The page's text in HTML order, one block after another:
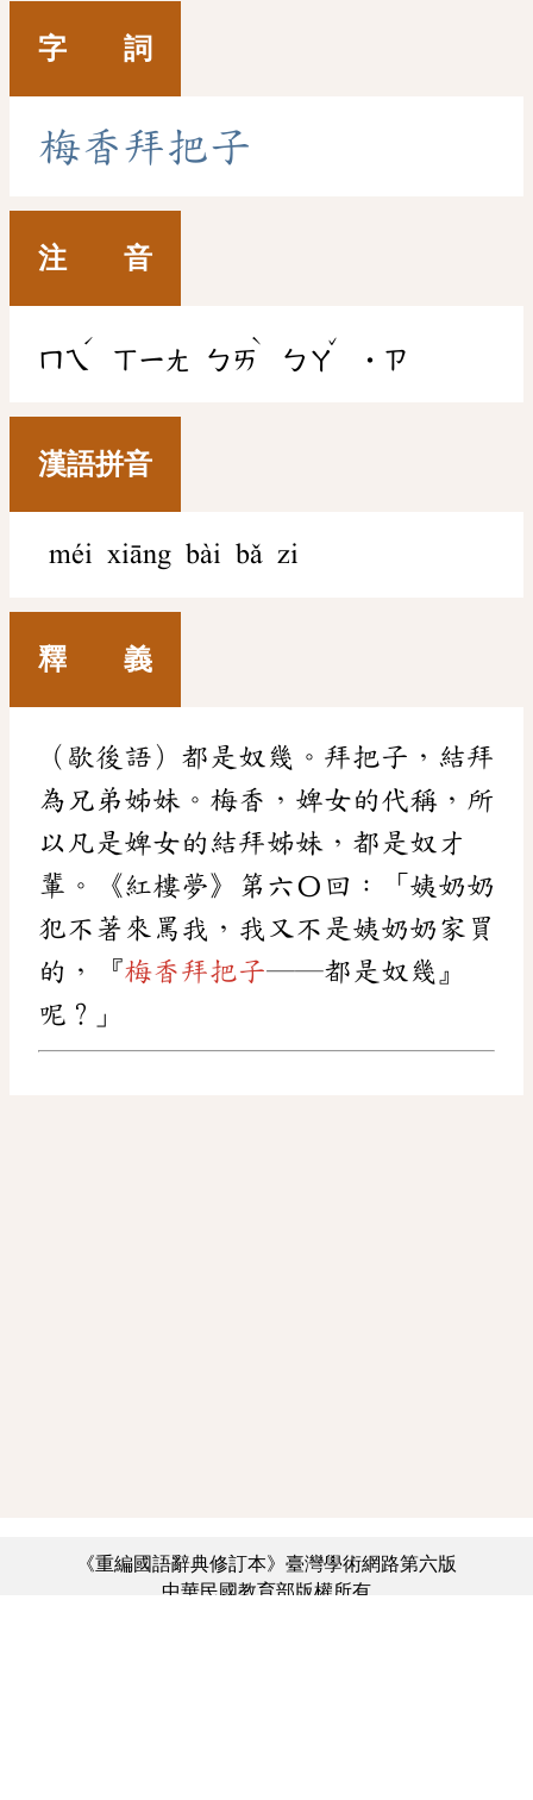
字 詞
梅香拜把子
注 音
ㄇㄟ
ˊ
ㄒㄧㄤ ㄅㄞ
ˋ
ㄅㄚ
ˇ
˙ㄗ
漢語拼音
méi xiāng bài bǎ zi
釋 義
（歇後語）都是奴幾。拜把子，結拜
為兄弟姊妹。梅香，婢女的代稱，所
以凡是婢女的結拜姊妹，都是奴才
輩。《紅樓夢》第六〇回：「姨奶奶
犯不著來罵我，我又不是姨奶奶家買
的，『梅香拜把子──都是奴幾』
呢？」
《重編國語辭典修訂本》臺灣學術網路第六版
中華民國教育部版權所有